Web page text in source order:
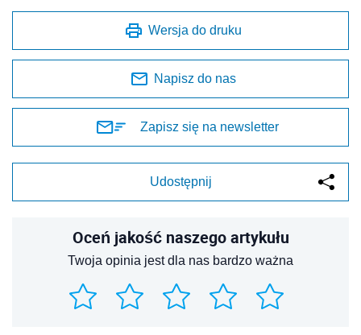
Wersja do druku
Napisz do nas
Zapisz się na newsletter
Udostępnij
Oceń jakość naszego artykułu
Twoja opinia jest dla nas bardzo ważna